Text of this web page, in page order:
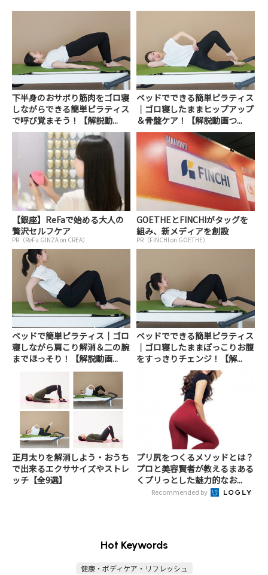
下半身のおサボり筋肉をゴロ寝
しながらできる簡単ピラティス
で呼び覚まそう！【解説動...
ベッドでできる簡単ピラティス
｜ゴロ寝したままヒップアップ
＆骨盤ケア！【解説動画つ...
【銀座】ReFaで始める大人の
贅沢セルフケア
PR（ReFa GINZA on CREA）
GOETHEとFINCHIがタッグを
組み、新メディアを創設
PR（FINCHI on GOETHE）
ベッドで簡単ピラティス｜ゴロ
寝しながら肩こり解消＆二の腕
までほっそり！【解説動画...
ベッドでできる簡単ピラティス
｜ゴロ寝したままぽっこりお腹
をすっきりチェンジ！【解...
正月太りを解消しよう・おうち
で出来るエクササイズやストレ
ッチ【全9選】
プリ尻をつくるメソッドとは？
プロと美容賢者が教えるまある
くプリっとした魅力的なお...
Recommended by
Hot Keywords
健康・ボディケア・リフレッシュ